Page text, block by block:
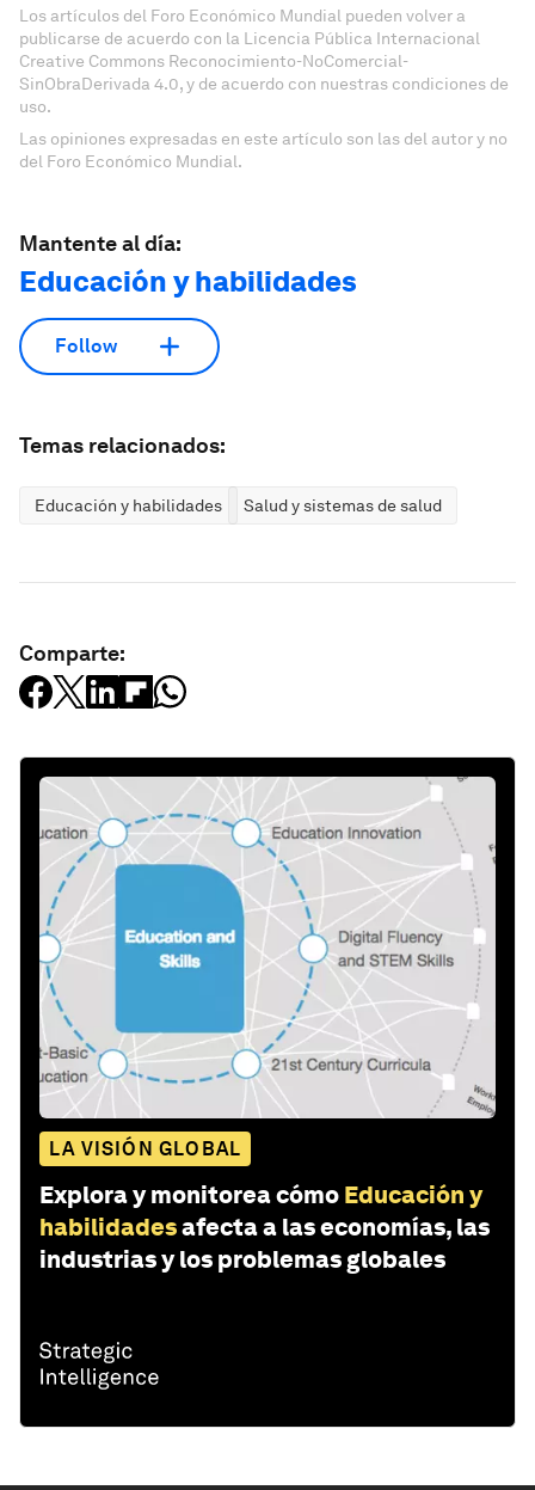
Los artículos del Foro Económico Mundial pueden volver a
publicarse de acuerdo con la Licencia Pública Internacional
Creative Commons Reconocimiento-NoComercial-
SinObraDerivada 4.0, y de acuerdo con nuestras condiciones de
uso.
Las opiniones expresadas en este artículo son las del autor y no
del Foro Económico Mundial.
Mantente al día:
Educación y habilidades
Follow
Temas relacionados:
Educación y habilidades Salud y sistemas de salud
Comparte:
LA VISIÓN GLOBAL
Explora y monitorea cómo Educación y
habilidadesafecta a las economías, las
industrias y los problemas globales